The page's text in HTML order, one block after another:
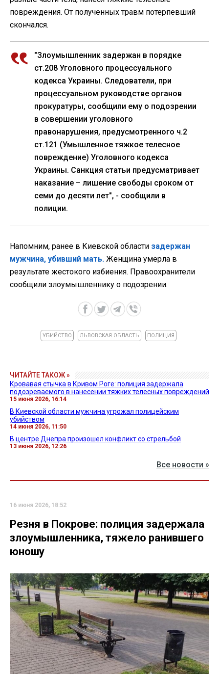
повреждения. От полученных травм потерпевший
скончался.
"Злоумышленник задержан в порядке
ст.208 Уголовного процессуального
кодекса Украины. Следователи, при
процессуальном руководстве органов
прокуратуры, сообщили ему о подозрении
в совершении уголовного
правонарушения, предусмотренного ч.2
ст.121 (Умышленное тяжкое телесное
повреждение) Уголовного кодекса
Украины. Санкция статьи предусматривает
наказание – лишение свободы сроком от
семи до десяти лет", - сообщили в
полиции.
Напомним, ранее в Киевской области задержан
мужчина, убивший мать. Женщина умерла в
результате жестокого избиения. Правоохранители
сообщили злоумышленнику о подозрении.
УБИЙСТВО ЛЬВОВСКАЯ ОБЛАСТЬ ПОЛИЦИЯ
ЧИТАЙТЕ ТАКОЖ »
Кровавая стычка в Кривом Роге: полиция задержала
подозреваемого в нанесении тяжких телесных повреждений
15 июня 2026, 16:14
В Киевской области мужчина угрожал полицейским
убийством
14 июня 2026, 11:50
В центре Днепра произошел конфликт со стрельбой
13 июня 2026, 12:26
Все новости »
16 июня 2026, 18:52
Резня в Покрове: полиция задержала
злоумышленника, тяжело ранившего
юношу